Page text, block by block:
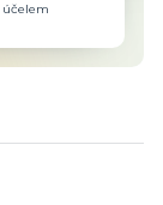
účelem